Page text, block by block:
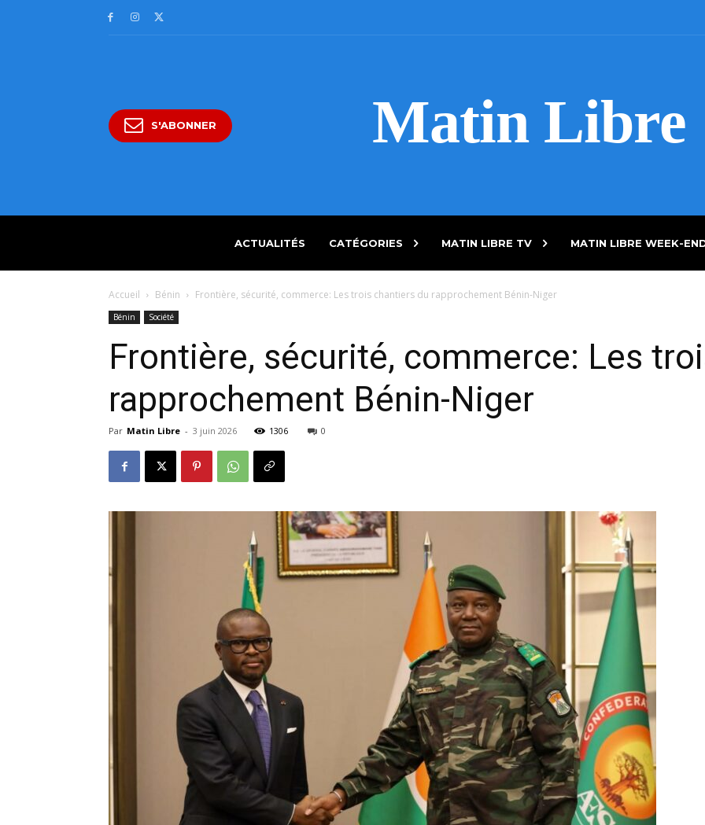
S'ABONNER Matin Libre
ACTUALITÉS CATÉGORIES MATIN LIBRE TV MATIN LIBRE WEEK-
Accueil Bénin Frontière, sécurité, commerce: Les trois chantiers du rapprochement Bénin-Niger
Bénin Société
Frontière, sécurité, commerce: Les
rapprochement Bénin-Niger
Par Matin Libre - 3 juin 2026 1306 0